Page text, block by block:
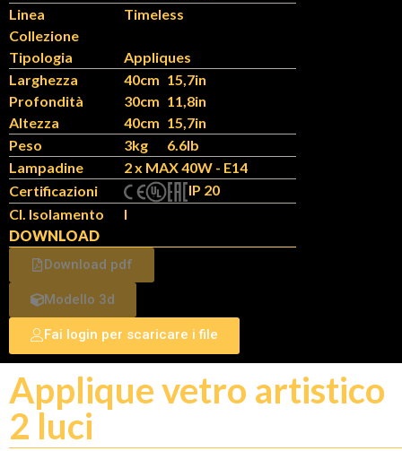
Linea
Timeless
Collezione
Tipologia
Appliques
Larghezza
40cm 15,7in
Profondità
30cm 11,8in
Altezza
40cm 15,7in
Peso
3kg
6.6lb
Lampadine
2 x MAX 40W - E14
Certificazioni
IP 20
Cl. Isolamento
I
DOWNLOAD
Download pdf
Modello 3d
Fai login per scaricare i file
Applique vetro artistico
2 luci